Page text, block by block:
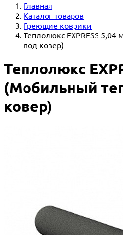
Главная
Каталог товаров
Греющие коврики
Теплолюкс EXPRESS
под ковер)
Теплолюкс
(Мобильный
ковер)